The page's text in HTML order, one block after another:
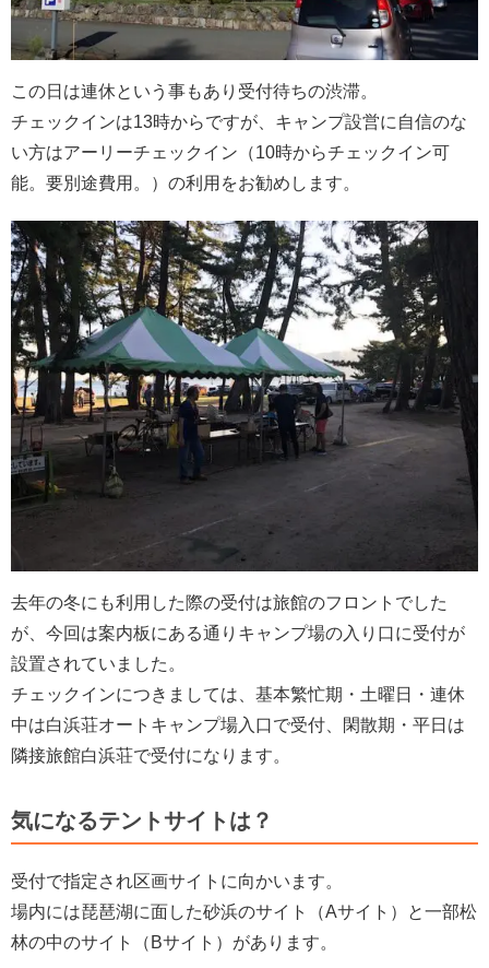
この日は連休という事もあり受付待ちの渋滞。
チェックインは13時からですが、キャンプ設営に自信のな
い方はアーリーチェックイン（10時からチェックイン可
能。要別途費用。）の利用をお勧めします。
去年の冬にも利用した際の受付は旅館のフロントでした
が、今回は案内板にある通りキャンプ場の入り口に受付が
設置されていました。
チェックインにつきましては、基本繁忙期・土曜日・連休
中は白浜荘オートキャンプ場入口で受付、閑散期・平日は
隣接旅館白浜荘で受付になります。
気になるテントサイトは？
受付で指定され区画サイトに向かいます。
場内には琵琶湖に面した砂浜のサイト（Aサイト）と一部松
林の中のサイト（Bサイト）があります。